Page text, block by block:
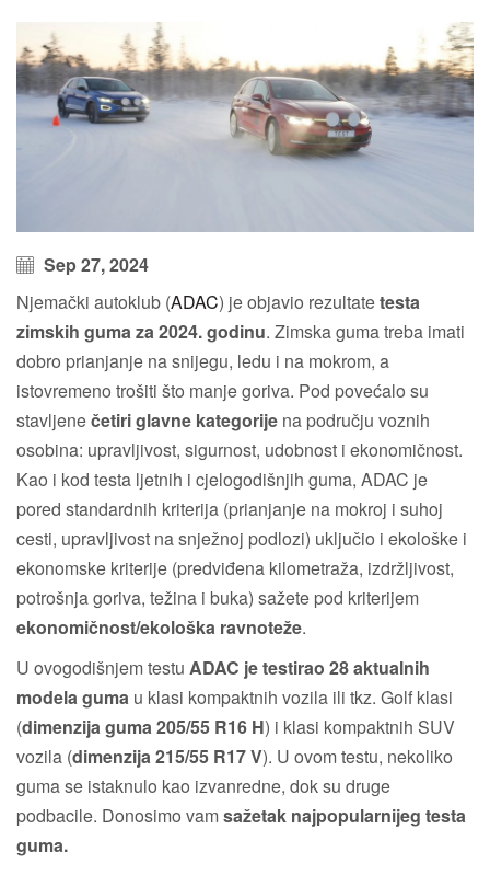
Sep 27, 2024
Njemački autoklub (ADAC) je objavio rezultatetesta
zimskih guma za 2024. godinu. Zimska guma treba imati
dobro prianjanje na snijegu, ledu i na mokrom, a
istovremeno trošiti što manje goriva. Pod povećalo su
stavljenečetiri glavne kategorije na području voznih
osobina: upravljivost, sigurnost, udobnost i ekonomičnost.
Kao i kod testa ljetnih i cjelogodišnjih guma, ADAC je
pored standardnih kriterija (prianjanje na mokroj i suhoj
cesti, upravljivost na snježnoj podlozi) uključio i ekološke i
ekonomske kriterije (predviđena kilometraža, izdržljivost,
potrošnja goriva, težina i buka) sažete pod kriterijem
ekonomičnost/ekološka ravnoteže.
U ovogodišnjem testu ADAC je testirao 28 aktualnih
modela guma u klasi kompaktnih vozila ili tkz. Golf klasi
(dimenzija guma205/55 R16 H) i klasi kompaktnih SUV
vozila (dimenzija215/55 R17 V). U ovom testu, nekoliko
guma se istaknulo kao izvanredne, dok su druge
podbacile. Donosimo vamsažetak najpopularnijeg testa
guma.